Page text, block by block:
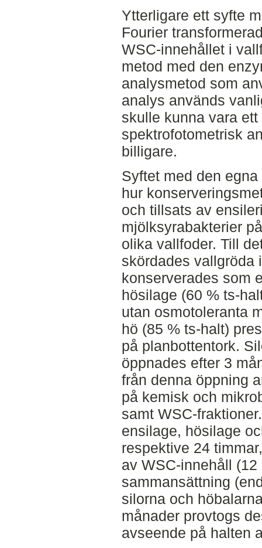
Ytterligare ett syfte
Fourier
WSC-innehållet i
metod med den
analysmetod som
analys används
skulle kunna vara
spektrofotometrisk
billigare.
Syftet med den
hur
och tillsats av
mjölksyrabakterier
olika vallfoder. Till
skördades vallgröda
konserverades som
hösilage (60 % ts-
utan osmotoleranta
hö (85 % ts-halt)
på planbottentork.
öppnades efter 3
från denna öppning
på kemisk och
samt WSC-
ensilage, hösilage
respektive 24
av WSC-innehåll
sammansättning
silorna och
månader provtogs
avseende på halten